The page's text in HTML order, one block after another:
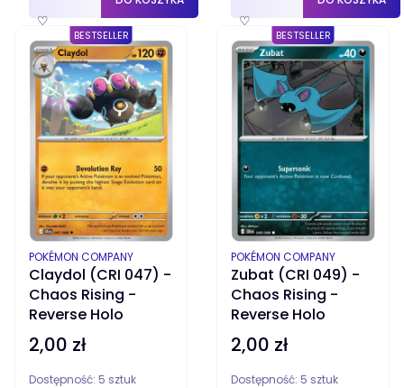
♡ ♡
BESTSELLER
Claydol (CRI 047) -
Chaos Rising -
Reverse Holo
PRODUCENT
POKÉMON COMPANY
Cena
2,00 zł
Dostępność: 5 sztuk
BESTSELLER
Zubat (CRI 049) -
Chaos Rising -
Reverse Holo
PRODUCENT
POKÉMON COMPANY
Cena
2,00 zł
Dostępność: 5 sztuk